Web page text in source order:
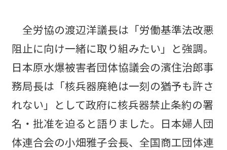
全労協の渡辺洋議長は「労働基準法改悪
阻止に向け一緒に取り組みたい」と強調。
日本原水爆被害者団体協議会の濱住治郎事
務局長は「核兵器廃絶は一刻の猶予も許さ
れない」として政府に核兵器禁止条約の署
名・批准を迫ると語りました。日本婦人団
体連合会の小畑雅子会長、全国商工団体連